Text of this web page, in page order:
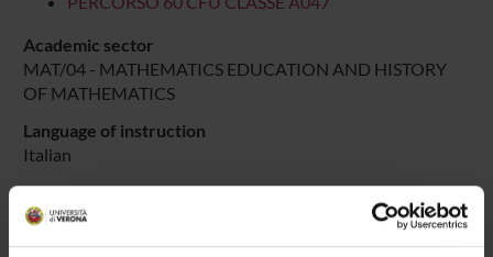
Academic sector
MAT/04 - MATHEMATICS EDUCATION AND HISTORY
OF MATHEMATICS
Language of instruction
Italian
Period
DIDATTICA